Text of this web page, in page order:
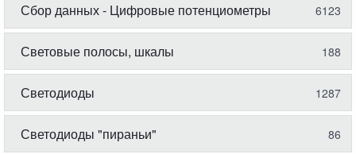
Сбор данных - Цифровые потенциометры 6123
Световые полосы, шкалы 188
Светодиоды 1287
Светодиоды "пираньи" 86